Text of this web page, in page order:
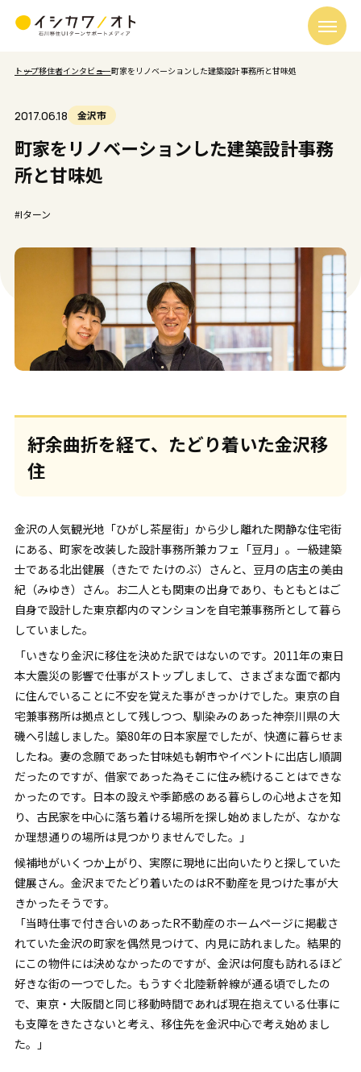
トップ移住者インタビュー町家をリノベーションした建築設計事務所と甘味処
2017.06.18 金沢市
町家をリノベーションした建築設計事務
所と甘味処
#Iターン
紆余曲折を経て、たどり着いた金沢移
住
金沢の人気観光地「ひがし茶屋街」から少し離れた閑静な住宅街
にある、町家を改装した設計事務所兼カフェ「豆月」。一級建築
士である北出健展（きたで たけのぶ）さんと、豆月の店主の美由
紀（みゆき）さん。お二人とも関東の出身であり、もともとはご
自身で設計した東京都内のマンションを自宅兼事務所として暮ら
していました。
「いきなり金沢に移住を決めた訳ではないのです。2011年の東日
本大震災の影響で仕事がストップしまして、さまざまな面で都内
に住んでいることに不安を覚えた事がきっかけでした。東京の自
宅兼事務所は拠点として残しつつ、馴染みのあった神奈川県の大
磯へ引越しました。築80年の日本家屋でしたが、快適に暮らせま
したね。妻の念願であった甘味処も朝市やイベントに出店し順調
だったのですが、借家であった為そこに住み続けることはできな
かったのです。日本の設えや季節感のある暮らしの心地よさを知
り、古民家を中心に落ち着ける場所を探し始めましたが、なかな
か理想通りの場所は見つかりませんでした。」
候補地がいくつか上がり、実際に現地に出向いたりと探していた
健展さん。金沢までたどり着いたのはR不動産を見つけた事が大
きかったそうです。
「当時仕事で付き合いのあったR不動産のホームページに掲載さ
れていた金沢の町家を偶然見つけて、内見に訪れました。結果的
にこの物件には決めなかったのですが、金沢は何度も訪れるほど
好きな街の一つでした。もうすぐ北陸新幹線が通る頃でしたの
で、東京・大阪間と同じ移動時間であれば現在抱えている仕事に
も支障をきたさないと考え、移住先を金沢中心で考え始めまし
た。」